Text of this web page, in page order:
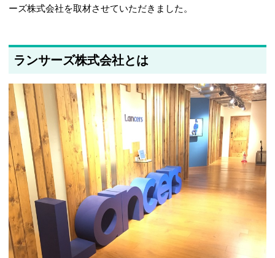
ーズ株式会社を取材させていただきました。
ランサーズ株式会社とは